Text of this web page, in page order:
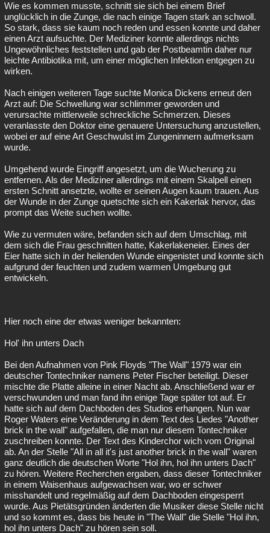
Wie es kommen musste, schnitt sie sich bei einem Brief
unglücklich in die Zunge, die nach einige Tagen stark an schwoll.
So stark, dass sie kaum noch reden und essen konnte und daher
einen Arzt aufsuchte. Der Mediziner konnte allerdings nichts
Ungewöhnliches feststellen und gab der Postbeamtin daher nur
leichte Antibiotika mit, um einer möglichen Infektion entgegen zu
wirken.
Nach einigen weiteren Tage suchte Monica Dickens erneut den
Arzt auf: Die Schwellung war schlimmer geworden und
verursachte mittlerweile schreckliche Schmerzen. Dieses
veranlasste den Doktor eine genauere Untersuchung anzustellen,
wobei er auf eine Art Geschwulst im Zungeninnern aufmerksam
wurde.
Umgehend wurde Eingriff angesetzt, um die Wucherung zu
entfernen. Als der Mediziner allerdings mit einem Skalpell einen
ersten Schnitt ansetzte, wollte er seinen Augen kaum trauen. Aus
der Wunde in der Zunge quetschte sich ein Kakerlak hervor, das
prompt das Weite suchen wollte.
Wie zu vermuten wäre, befanden sich auf dem Umschlag, mit
dem sich die Frau geschnitten hatte, Kakerlakeneier. Eines der
Eier hatte sich in der heilenden Wunde eingenistet und konnte sich
aufgrund der feuchten und zudem warmen Umgebung gut
entwickeln.
Hier noch eine der etwas weniger bekannten:
Hol' ihn unters Dach
Bei den Aufnahmen von Pink Floyds "The Wall" 1979 war ein
deutscher Tontechniker namens Peter Fischer beteiligt. Dieser
mischte die Platte alleine in einer Nacht ab. Anschließend war er
verschwunden und man fand ihn einige Tage später tot auf. Er
hatte sich auf dem Dachboden des Studios erhangen. Nun war
Roger Waters eine Veränderung in dem Text des Liedes "Another
brick in the wall" aufgefallen, die man nur diesem Tontechniker
zuschreiben konnte. Der Text des Kinderchor wich vom Original
ab. An der Stelle "All in all it's just another brick in the wall" waren
ganz deutlich die deutschen Worte "Hol ihn, hol ihn unters Dach"
zu hören. Weitere Recherchen ergaben, dass dieser Tontechniker
in einem Waisenhaus aufgewachsen war, wo er schwer
misshandelt und regelmäßig auf dem Dachboden eingesperrt
wurde. Aus Pietätsgründen änderten die Musiker diese Stelle nicht
und so kommt es, dass bis heute in "The Wall" die Stelle "Hol ihn,
hol ihn unters Dach" zu hören sein soll.